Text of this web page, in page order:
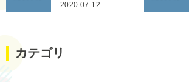
2020.07.12
カテゴリ